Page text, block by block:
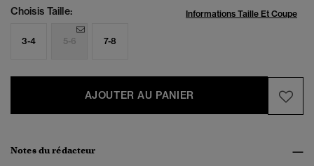
Choisis Taille: Informations Taille Et Coupe
3-4 5-6 7-8
AJOUTER AU PANIER
Notes du rédacteur